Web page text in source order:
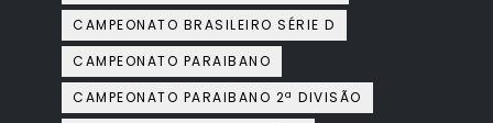
CAMPEONATO BRASILEIRO SÉRIE D
CAMPEONATO PARAIBANO
CAMPEONATO PARAIBANO 2ª DIVISÃO